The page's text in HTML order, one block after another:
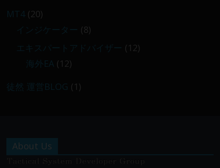
MT4(20)
インジケーター (8)
エキスパートアドバイザー (12)
海外EA (12)
徒然 運営BLOG (1)
About Us